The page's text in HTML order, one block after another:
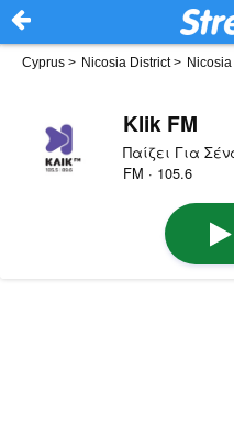
Cyprus > Nicosia District> Nicosia
Klik FM
Παίζει Για
FM · 105.6